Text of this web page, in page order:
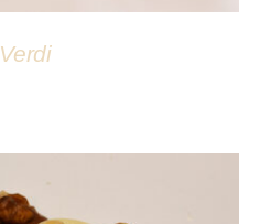
Verdi